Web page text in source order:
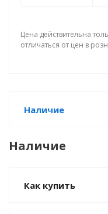
Цена действительна
отличаться от цен в
Наличие
Наличие
Как купить